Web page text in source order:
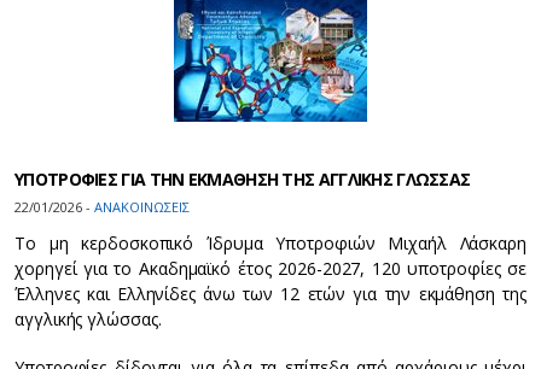
ΥΠΟΤΡΟΦΙΕΣ ΓΙΑ ΤΗΝ ΕΚΜΑΘΗΣΗ ΤΗΣ ΑΓΓΛΙΚΗΣ ΓΛΩΣΣΑΣ
22/01/2026 - ΑΝΑΚΟΙΝΩΣΕΙΣ
Το μη κερδοσκοπικό Ίδρυμα Υποτροφιών Μιχαήλ Λάσκαρη
χορηγεί για το Ακαδημαϊκό έτος 2026-2027, 120 υποτροφίες σε
Έλληνες και Ελληνίδες άνω των 12 ετών για την εκμάθηση της
αγγλικής γλώσσας.